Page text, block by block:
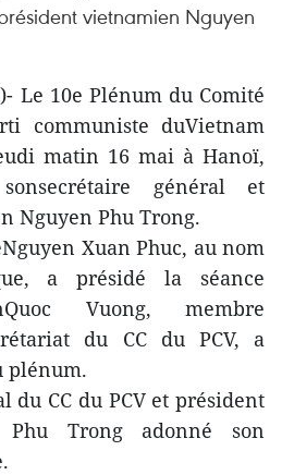
vietnamien Nguyen
Le 10e Plénum du Comité
communiste duVietnam
matin 16 mai à Hanoï,
général et
Nguyen Phu Trong.
Xuan Phuc, au nom
a présidé la séance
Vuong, membre
du CC du PCV, a
plénum.
du CC du PCV et président
Phu Trong adonné son